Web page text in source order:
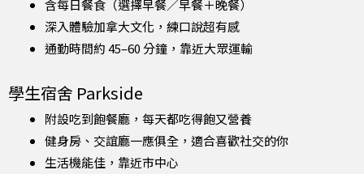
含每日餐食（選擇早餐／早餐＋晚餐）
深入體驗加拿大文化，練口說超有感
通勤時間約 45–60 分鐘，靠近大眾運輸
學生宿舍 Parkside
附設吃到飽餐廳，每天都吃得飽又營養
健身房、交誼廳一應俱全，適合喜歡社交的你
生活機能佳，靠近市中心